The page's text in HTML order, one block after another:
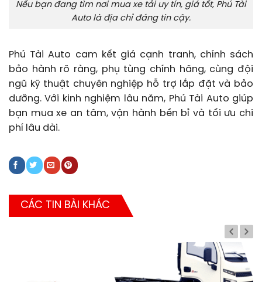
Nếu bạn đang tìm nơi mua xe tải uy tín, giá tốt, Phú Tài
Auto là địa chỉ đáng tin cậy.
Phú Tài Auto cam kết giá cạnh tranh, chính sách
bảo hành rõ ràng, phụ tùng chính hãng, cùng đội
ngũ kỹ thuật chuyên nghiệp hỗ trợ lắp đặt và bảo
dưỡng. Với kinh nghiệm lâu năm, Phú Tài Auto giúp
bạn mua xe an tâm, vận hành bền bỉ và tối ưu chi
phí lâu dài.
CÁC TIN BÀI KHÁC